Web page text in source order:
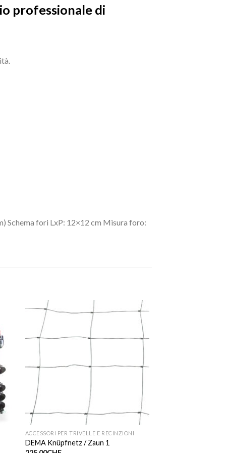
professionale di
Schema fori LxP: 12×12 cm Misura foro:
ACCESSORI PER TRIVELLE E RECINZIONI
DEMA Knüpfnetz / Zaun 1